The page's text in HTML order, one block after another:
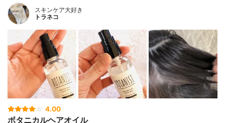
スキンケア大好き
トラネコ
4.00
ボタニカルヘアオイル